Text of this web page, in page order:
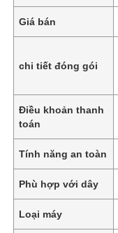
Giá bán
chi tiết đóng gói
Điều khoản thanh
toán
Tính năng an toàn
Phù hợp với dây
Loại máy